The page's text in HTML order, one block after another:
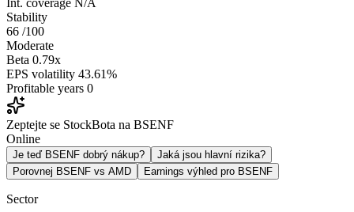
Int. coverage N/A
Stability
66 /100
Moderate
Beta 0.79x
EPS volatility 43.61%
Profitable years 0
Zeptejte se StockBota na BSENF
Online
Je teď BSENF dobrý nákup?
Jaká jsou hlavní rizika?
Porovnej BSENF vs AMD
Earnings výhled pro BSENF
Sector